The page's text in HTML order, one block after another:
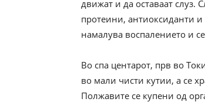
движат и да оставаат слуз.
протеини, антиоксиданти и
намалува воспалението и
Во спа центарот, прв во
во мали чисти кутии, а се
Полжавите се купени од